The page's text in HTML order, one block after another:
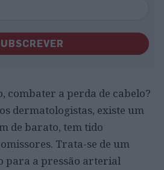
combater a perda de cabelo?
dermatologistas, existe um
de barato, tem tido
Trata-se de um
para a pressão arterial